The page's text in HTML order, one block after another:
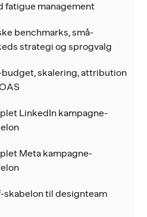
fatigue management
benchmarks, små-
strategi og sprogvalg
budget, skalering, attribution
LinkedIn kampagne-
Meta kampagne-
skabelon til designteam